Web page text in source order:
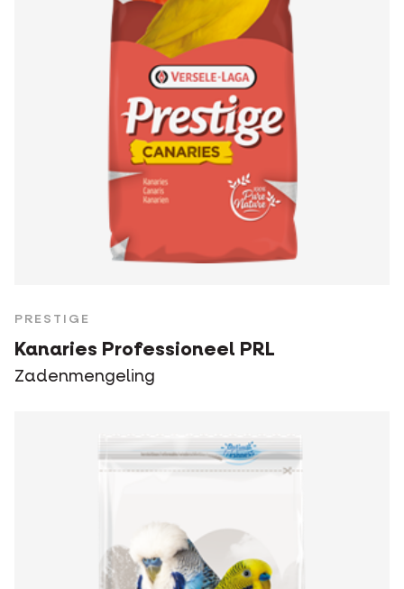
PRESTIGE
Kanaries Professioneel PRL
Zadenmengeling